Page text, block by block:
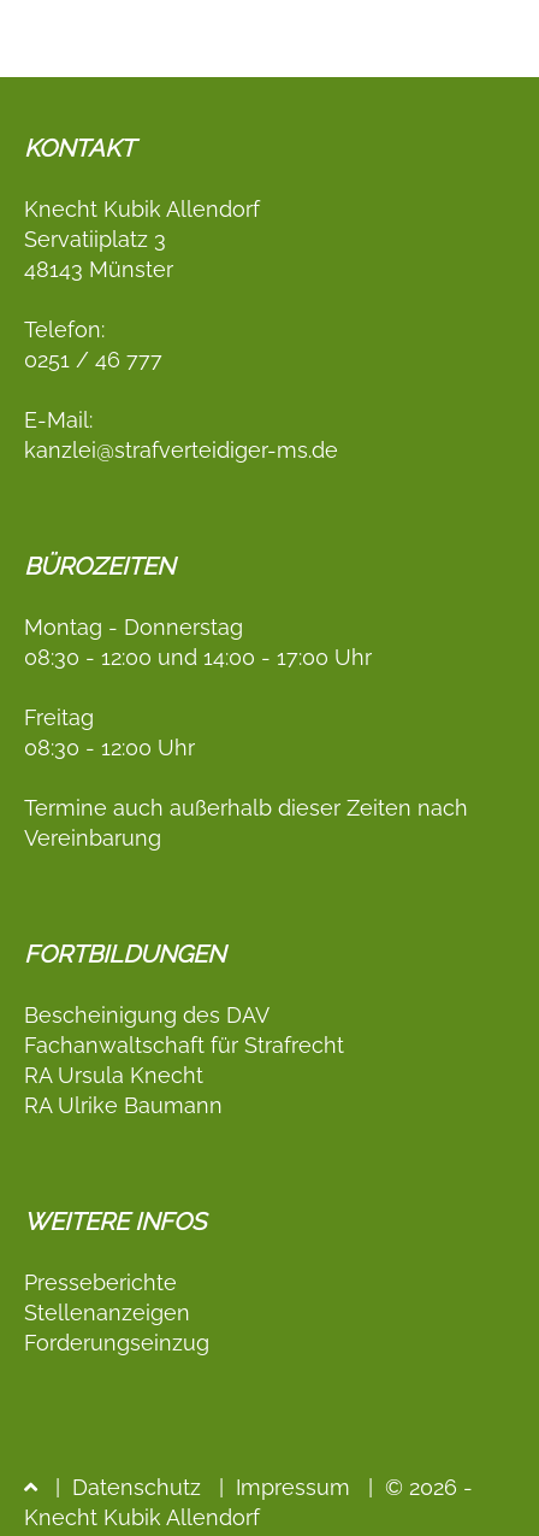
KONTAKT
Knecht Kubik Allendorf
Servatiiplatz 3
48143 Münster
Telefon:
0251 / 46 777
E-Mail:
kanzlei@strafverteidiger-ms.de
BÜROZEITEN
Montag - Donnerstag
08:30 - 12:00 und 14:00 - 17:00 Uhr
Freitag
08:30 - 12:00 Uhr
Termine auch außerhalb dieser Zeiten nach
Vereinbarung
FORTBILDUNGEN
Bescheinigung des DAV
Fachanwaltschaft für Strafrecht
RA Ursula Knecht
RA Ulrike Baumann
WEITERE INFOS
Presseberichte
Stellenanzeigen
Forderungseinzug
Datenschutz Impressum
| © 2026 -
Knecht Kubik Allendorf